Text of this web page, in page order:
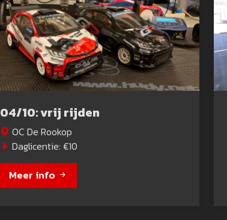
04/10: vrij rijden
OC De Rookop
Daglicentie: €10
Meer info